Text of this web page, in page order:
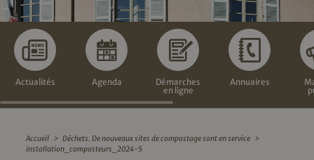
Actualités Agenda
Démarches
en ligne
Annuaires
Accueil > Déchets. De nouveaux sites de compostage sont en service >
installation_composteurs_2024-5